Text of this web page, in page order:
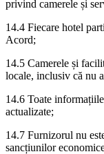
privind camerele și
14.4 Fiecare hotel
Acord;
14.5 Camerele și
locale, inclusiv că nu
14.6 Toate
actualizate;
14.7 Furnizorul nu
sancțiunilor